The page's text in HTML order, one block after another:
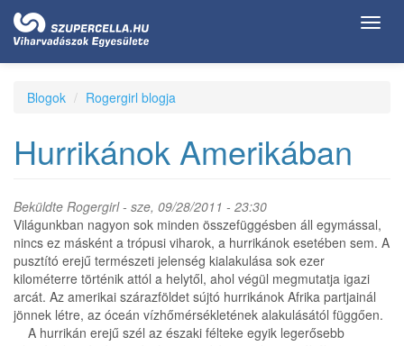
Ugrás
tartalomra
Blogok Rogergirl blogja
Hurrikánok Amerikában
Beküldte Rogergirl- sze, 09/28/2011 - 23:30
Világunkban nagyon sok minden összefüggésben áll egymással,
nincs ez másként a trópusi viharok, a hurrikánok esetében sem. A
pusztító erejű természeti jelenség kialakulása sok ezer
kilométerre történik attól a helytől, ahol végül megmutatja igazi
arcát. Az amerikai szárazföldet sújtó hurrikánok Afrika partjainál
jönnek létre, az óceán vízhőmérsékletének alakulásától függően.
A hurrikán erejű szél az északi félteke egyik legerősebb